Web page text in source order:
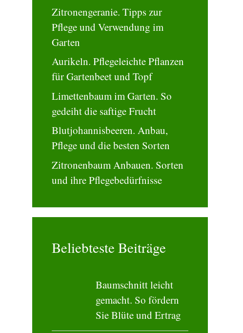
Zitronengeranie. Tipps zur
Pflege und Verwendung im
Garten
Aurikeln. Pflegeleichte Pflanzen
für Gartenbeet und Topf
Limettenbaum im Garten. So
gedeiht die saftige Frucht
Blutjohannisbeeren. Anbau,
Pflege und die besten Sorten
Zitronenbaum Anbauen. Sorten
und ihre Pflegebedürfnisse
Beliebteste Beiträge
Baumschnitt leicht
gemacht. So fördern
Sie Blüte und Ertrag